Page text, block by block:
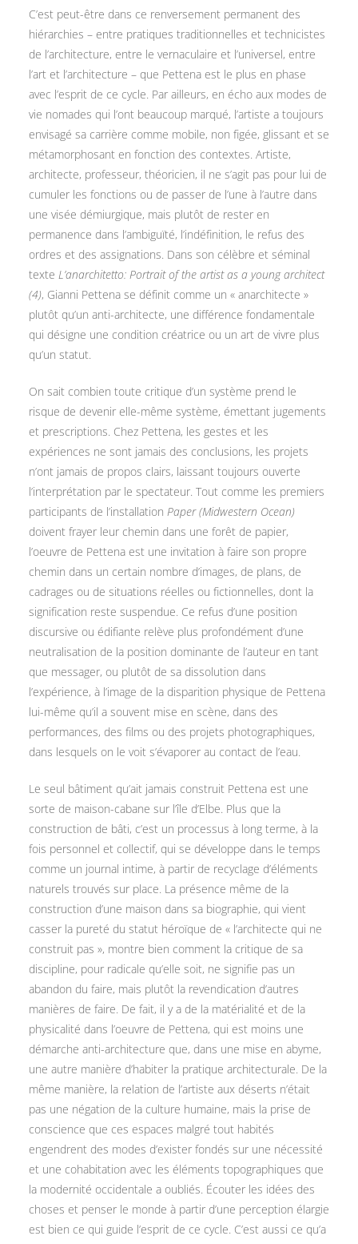
C’est peut-être dans ce renversement permanent des
hiérarchies – entre pratiques traditionnelles et technicistes
de l’architecture, entre le vernaculaire et l’universel, entre
l’art et l’architecture – que Pettena est le plus en phase
avec l’esprit de ce cycle. Par ailleurs, en écho aux modes de
vie nomades qui l’ont beaucoup marqué, l’artiste a toujours
envisagé sa carrière comme mobile, non figée, glissant et se
métamorphosant en fonction des contextes. Artiste,
architecte, professeur, théoricien, il ne s’agit pas pour lui de
cumuler les fonctions ou de passer de l’une à l’autre dans
une visée démiurgique, mais plutôt de rester en
permanence dans l’ambiguïté, l’indéfinition, le refus des
ordres et des assignations. Dans son célèbre et séminal
texte L’anarchitetto: Portrait of the artist as a young architect
(4), Gianni Pettena se définit comme un « anarchitecte »
plutôt qu’un anti-architecte, une différence fondamentale
qui désigne une condition créatrice ou un art de vivre plus
qu’un statut.
On sait combien toute critique d’un système prend le
risque de devenir elle-même système, émettant jugements
et prescriptions. Chez Pettena, les gestes et les
expériences ne sont jamais des conclusions, les projets
n’ont jamais de propos clairs, laissant toujours ouverte
l’interprétation par le spectateur. Tout comme les premiers
participants de l’installation Paper (Midwestern Ocean)
doivent frayer leur chemin dans une forêt de papier,
l’oeuvre de Pettena est une invitation à faire son propre
chemin dans un certain nombre d’images, de plans, de
cadrages ou de situations réelles ou fictionnelles, dont la
signification reste suspendue. Ce refus d’une position
discursive ou édifiante relève plus profondément d’une
neutralisation de la position dominante de l’auteur en tant
que messager, ou plutôt de sa dissolution dans
l’expérience, à l’image de la disparition physique de Pettena
lui-même qu’il a souvent mise en scène, dans des
performances, des films ou des projets photographiques,
dans lesquels on le voit s’évaporer au contact de l’eau.
Le seul bâtiment qu’ait jamais construit Pettena est une
sorte de maison-cabane sur l’île d’Elbe. Plus que la
construction de bâti, c’est un processus à long terme, à la
fois personnel et collectif, qui se développe dans le temps
comme un journal intime, à partir de recyclage d’éléments
naturels trouvés sur place. La présence même de la
construction d’une maison dans sa biographie, qui vient
casser la pureté du statut héroïque de « l’architecte qui ne
construit pas », montre bien comment la critique de sa
discipline, pour radicale qu’elle soit, ne signifie pas un
abandon du faire, mais plutôt la revendication d’autres
manières de faire. De fait, il y a de la matérialité et de la
physicalité dans l’oeuvre de Pettena, qui est moins une
démarche anti-architecture que, dans une mise en abyme,
une autre manière d’habiter la pratique architecturale. De la
même manière, la relation de l’artiste aux déserts n’était
pas une négation de la culture humaine, mais la prise de
conscience que ces espaces malgré tout habités
engendrent des modes d’exister fondés sur une nécessité
et une cohabitation avec les éléments topographiques que
la modernité occidentale a oubliés. Écouter les idées des
choses et penser le monde à partir d’une perception élargie
est bien ce qui guide l’esprit de ce cycle. C’est aussi ce qu’a